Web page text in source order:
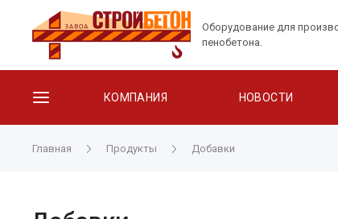
Оборудование для
пенобетона.
КОМПАНИЯ НОВОСТИ
Главная Продукты Добавки